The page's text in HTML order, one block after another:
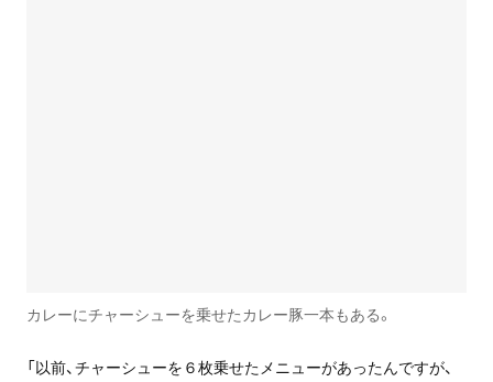
カレーにチャーシューを乗せたカレー豚一本もある。
「以前、チャーシューを６枚乗せたメニューがあったんですが、